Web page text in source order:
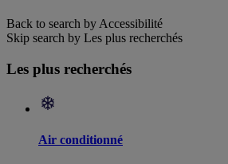
Back to search by Accessibilité
Skip search by Les plus recherchés
Les plus recherchés
Air conditionné